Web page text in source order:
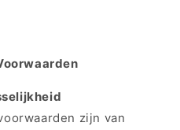
zijn van